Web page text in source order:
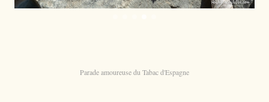
Parade amoureuse du Tabac d'Espagne